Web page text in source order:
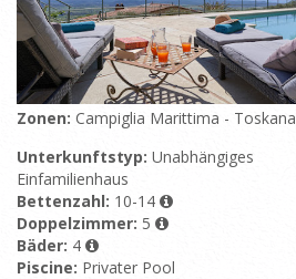
Zonen: Campiglia Marittima - Toskana
Unterkunftstyp: Unabhängiges
Einfamilienhaus
Bettenzahl: 10-14
Doppelzimmer: 5
Bäder: 4
Piscine: Privater Pool